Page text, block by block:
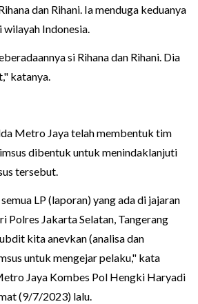
dan Rihani. Ia menduga keduanya
wilayah Indonesia.
si Rihana dan Rihani. Dia
katanya.
Metro Jaya telah membentuk tim
dibentuk untuk menindaklanjuti
tersebut.
LP (laporan) yang ada di jajaran
Polres Jakarta Selatan, Tangerang
kita anevkan (analisa dan
untuk mengejar pelaku," kata
Jaya Kombes Pol Hengki Haryadi
(9/7/2023) lalu.